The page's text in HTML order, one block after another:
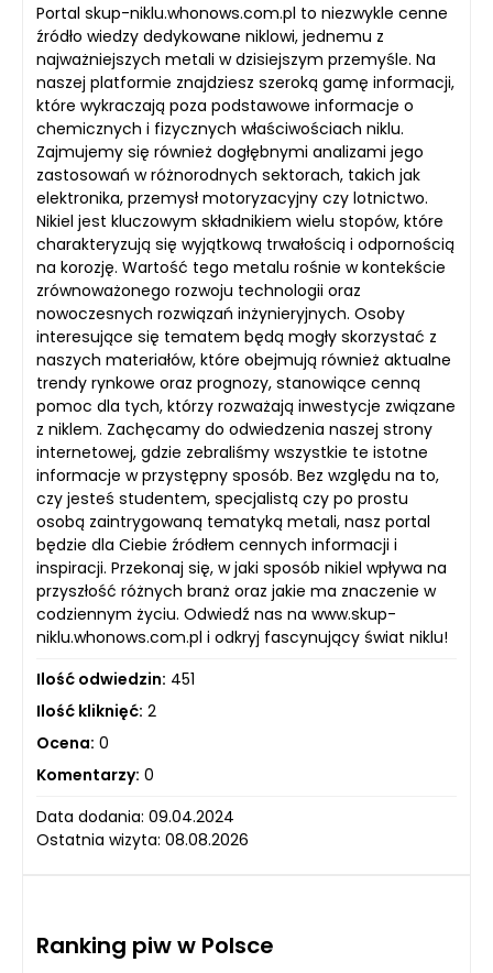
Portal skup-niklu.whonows.com.pl to niezwykle cenne
źródło wiedzy dedykowane niklowi, jednemu z
najważniejszych metali w dzisiejszym przemyśle. Na
naszej platformie znajdziesz szeroką gamę informacji,
które wykraczają poza podstawowe informacje o
chemicznych i fizycznych właściwościach niklu.
Zajmujemy się również dogłębnymi analizami jego
zastosowań w różnorodnych sektorach, takich jak
elektronika, przemysł motoryzacyjny czy lotnictwo.
Nikiel jest kluczowym składnikiem wielu stopów, które
charakteryzują się wyjątkową trwałością i odpornością
na korozję. Wartość tego metalu rośnie w kontekście
zrównoważonego rozwoju technologii oraz
nowoczesnych rozwiązań inżynieryjnych. Osoby
interesujące się tematem będą mogły skorzystać z
naszych materiałów, które obejmują również aktualne
trendy rynkowe oraz prognozy, stanowiące cenną
pomoc dla tych, którzy rozważają inwestycje związane
z niklem. Zachęcamy do odwiedzenia naszej strony
internetowej, gdzie zebraliśmy wszystkie te istotne
informacje w przystępny sposób. Bez względu na to,
czy jesteś studentem, specjalistą czy po prostu
osobą zaintrygowaną tematyką metali, nasz portal
będzie dla Ciebie źródłem cennych informacji i
inspiracji. Przekonaj się, w jaki sposób nikiel wpływa na
przyszłość różnych branż oraz jakie ma znaczenie w
codziennym życiu. Odwiedź nas na www.skup-
niklu.whonows.com.pl i odkryj fascynujący świat niklu!
Ilość odwiedzin: 451
Ilość kliknięć: 2
Ocena: 0
Komentarzy: 0
Data dodania: 09.04.2024
Ostatnia wizyta: 08.08.2026
Ranking piw w Polsce